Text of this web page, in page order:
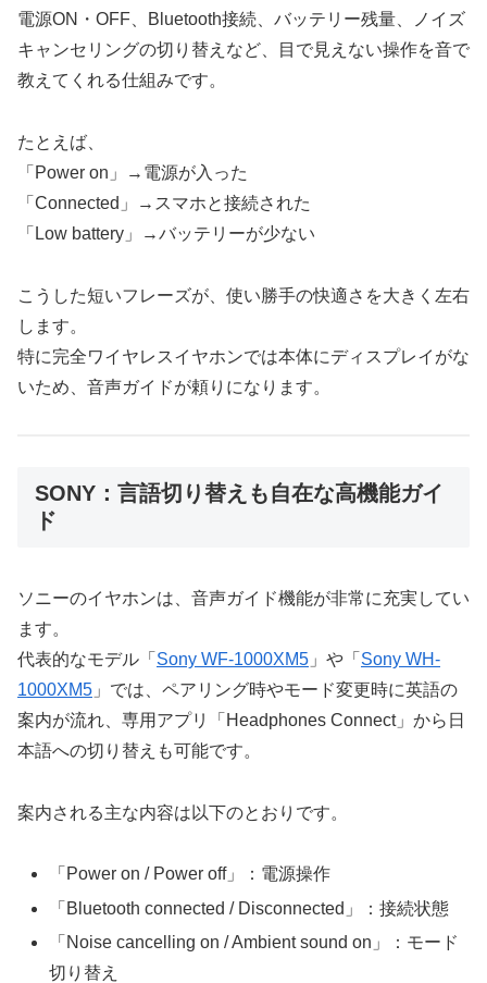
電源ON・OFF、Bluetooth接続、バッテリー残量、ノイズ
キャンセリングの切り替えなど、目で見えない操作を音で
教えてくれる仕組みです。
たとえば、
「Power on」→電源が入った
「Connected」→スマホと接続された
「Low battery」→バッテリーが少ない
こうした短いフレーズが、使い勝手の快適さを大きく左右
します。
特に完全ワイヤレスイヤホンでは本体にディスプレイがな
いため、音声ガイドが頼りになります。
SONY：言語切り替えも自在な高機能ガイ
ド
ソニーのイヤホンは、音声ガイド機能が非常に充実してい
ます。
代表的なモデル「 Sony WF-1000XM5 」や「 Sony WH-
1000XM5 」では、ペアリング時やモード変更時に英語の
案内が流れ、専用アプリ「Headphones Connect」から日
本語への切り替えも可能です。
案内される主な内容は以下のとおりです。
「Power on / Power off」：電源操作
「Bluetooth connected / Disconnected」：接続状態
「Noise cancelling on / Ambient sound on」：モード
切り替え